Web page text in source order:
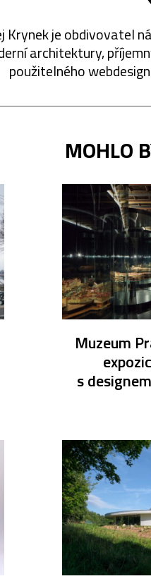
Krynek je obdivovatel
architektury,
použitelného
MOHLO
Muzeum
s